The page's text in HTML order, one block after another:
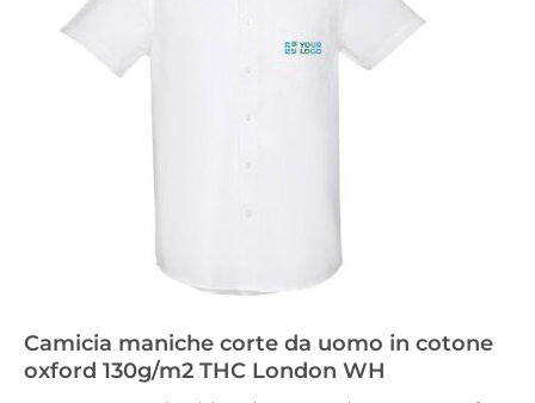
Camicia maniche corte da uomo in cotone
oxford 130g/m2 THC London WH